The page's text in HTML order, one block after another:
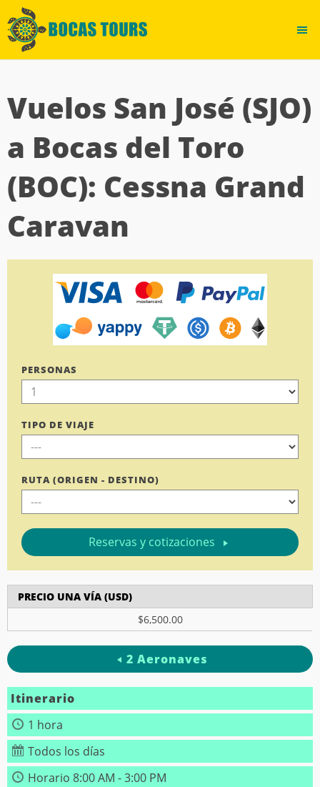
Vuelos San José (SJO)
a Bocas del Toro
(BOC): Cessna Grand
Caravan
PERSONAS
TIPO DE VIAJE
RUTA (ORIGEN - DESTINO)
Reservas y cotizaciones
PRECIO UNA VÍA (USD)
$6,500.00
2 Aeronaves
Itinerario
1 hora
Todos los días
Horario 8:00 AM - 3:00 PM